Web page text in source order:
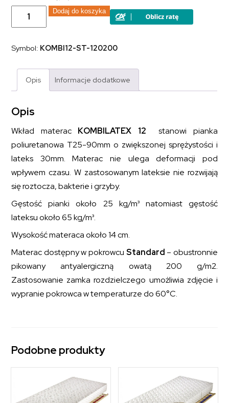
ilość
Materac
piankowy
poliuretanowej
lateksu
120x200
Dodaj do koszyka
Symbol: KOMBI12-ST-120200
Opis Informacje dodatkowe
Opis
Wkład materac KOMBILATEX 12stanowi pianka
poliuretanowa T25-90mm o zwiększonej sprężystości i
lateks 30mm. Materac nie ulega deformacji pod
wpływem czasu. W zastosowanym lateksie nie rozwijają
się roztocza, bakterie i grzyby.
Gęstość pianki około 25 kg/m³ natomiast gęstość
lateksu około 65 kg/m³.
Wysokość materaca około 14 cm.
Materac dostępny w pokrowcu Standard – obustronnie
pikowany antyalergiczną owatą 200 g/m2.
Zastosowanie zamka rozdzielczego umożliwia zdjęcie i
wypranie pokrowca w temperaturze do 60°C.
Podobne produkty